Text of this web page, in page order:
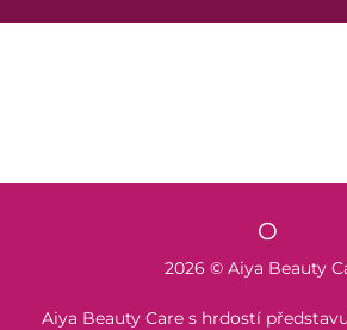
O
2026 © Aiya Beauty
Aiya Beauty Care s hrdostí